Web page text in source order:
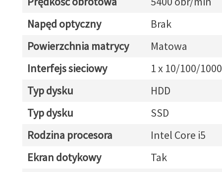
Napęd optyczny
Brak
Powierzchnia matrycy
Matowa
Interfejs sieciowy
1 x 10/100/
Typ dysku
HDD
Typ dysku
SSD
Rodzina procesora
Intel Core i5
Ekran dotykowy
Tak